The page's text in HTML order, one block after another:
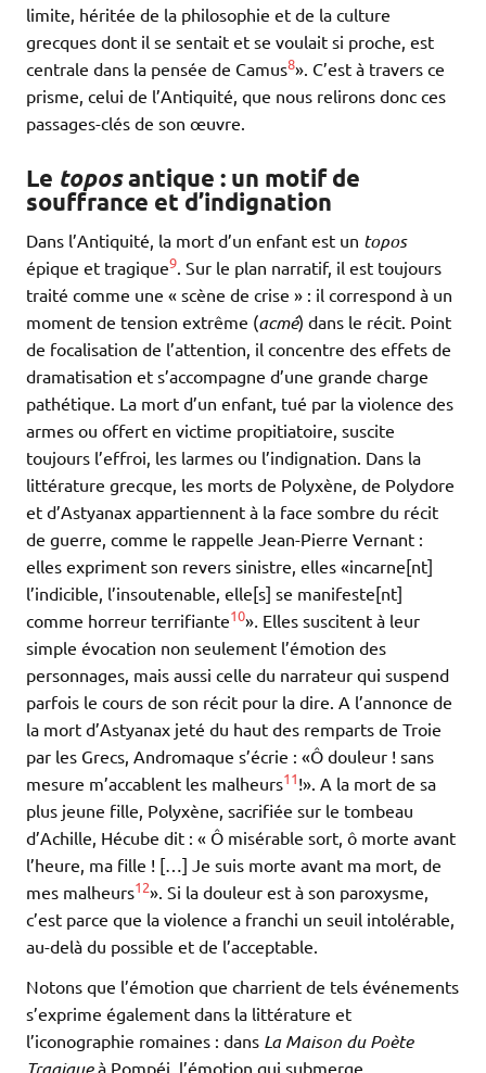
limite, héritée de la philosophie et de la culture
grecques dont il se sentait et se voulait si proche, est
centrale dans la pensée de Camus8». C’est à travers ce
prisme, celui de l’Antiquité, que nous relirons donc ces
passages-clés de son œuvre.
Le toposantique : un motif de
souffrance et d’indignation
Dans l’Antiquité, la mort d’un enfant est un topos
épique et tragique9. Sur le plan narratif, il est toujours
traité comme une « scène de crise » : il correspond à un
moment de tension extrême (acmé) dans le récit. Point
de focalisation de l’attention, il concentre des effets de
dramatisation et s’accompagne d’une grande charge
pathétique. La mort d’un enfant, tué par la violence des
armes ou offert en victime propitiatoire, suscite
toujours l’effroi, les larmes ou l’indignation. Dans la
littérature grecque, les morts de Polyxène, de Polydore
et d’Astyanax appartiennent à la face sombre du récit
de guerre, comme le rappelle Jean-Pierre Vernant :
elles expriment son revers sinistre, elles «incarne[nt]
l’indicible, l’insoutenable, elle[s] se manifeste[nt]
comme horreur terrifiante10». Elles suscitent à leur
simple évocation non seulement l’émotion des
personnages, mais aussi celle du narrateur qui suspend
parfois le cours de son récit pour la dire. A l’annonce de
la mort d’Astyanax jeté du haut des remparts de Troie
par les Grecs, Andromaque s’écrie : «Ô douleur ! sans
mesure m’accablent les malheurs11!». A la mort de sa
plus jeune fille, Polyxène, sacrifiée sur le tombeau
d’Achille, Hécube dit : « Ô misérable sort, ô morte avant
l’heure, ma fille ! […] Je suis morte avant ma mort, de
mes malheurs12». Si la douleur est à son paroxysme,
c’est parce que la violence a franchi un seuil intolérable,
au-delà du possible et de l’acceptable.
Notons que l’émotion que charrient de tels événements
s’exprime également dans la littérature et
l’iconographie romaines : dans La Maison du Poète
à Pompéi, l’émotion qui submerge